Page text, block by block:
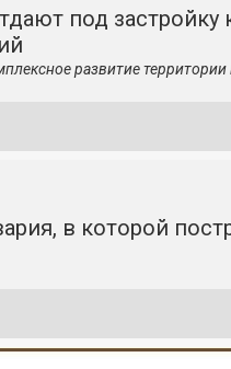
под застройку
развитие территории
в которой